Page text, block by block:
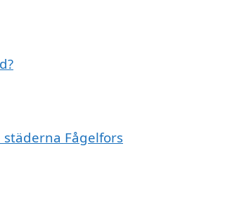
Fågelfors